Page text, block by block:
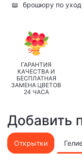
📖 брошюру по
ГАРАНТИЯ
КАЧЕСТВА И
БЕСПЛАТНАЯ
ЗАМЕНА ЦВЕТОВ
24 ЧАСА
Добавить
Открытки